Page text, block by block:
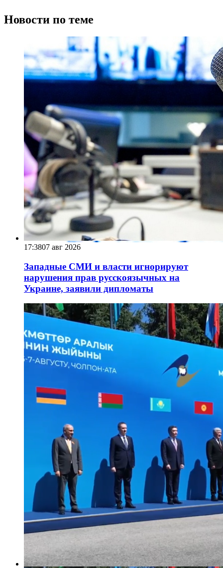
Новости по теме
17:3807 авг 2026
Западные СМИ и власти игнорируют
нарушения прав русскоязычных на
Украине, заявили дипломаты